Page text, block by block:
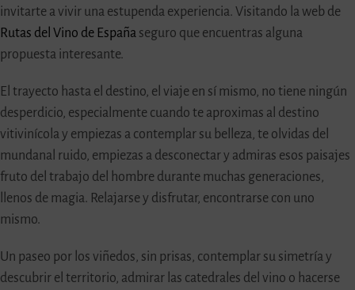
invitarte a vivir una estupenda experiencia. Visitando la web de
Rutas del Vino de Españaseguro que encuentras alguna
propuesta interesante.
El trayecto hasta el destino, el viaje en sí mismo, no tiene ningún
desperdicio, especialmente cuando te aproximas al destino
vitivinícola y empiezas a contemplar su belleza, te olvidas del
mundanal ruido, empiezas a desconectar y admiras esos paisajes
fruto del trabajo del hombre durante muchas generaciones,
llenos de magia. Relajarse y disfrutar, encontrarse con uno
mismo.
Un paseo por los viñedos, sin prisas, contemplar su simetría y
descubrir el territorio, admirar las catedrales del vino o hacerse